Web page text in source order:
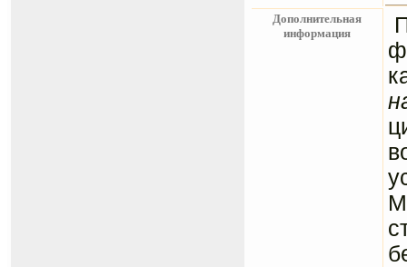
Дополнительная
информация